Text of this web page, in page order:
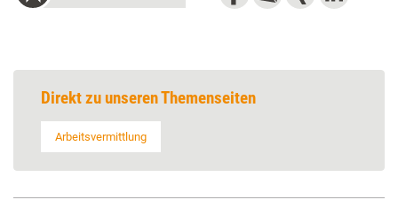
Direkt zu unseren Themenseiten
Arbeitsvermittlung